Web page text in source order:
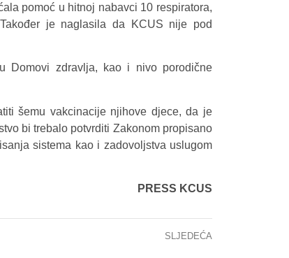
pomoć u hitnoj nabavci 10 respiratora,
je naglasila da KCUS nije pod
Domovi zdravlja, kao i nivo porodične
šemu vakcinacije njihove djece, da je
bi trebalo potvrditi Zakonom propisano
sistema kao i zadovoljstva uslugom
KCUS
SLJEDEĆA